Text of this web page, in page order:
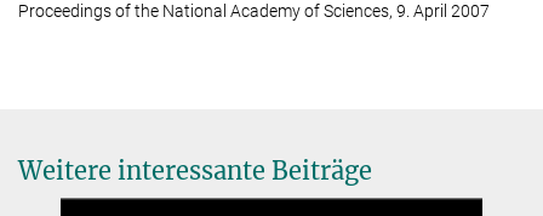
Proceedings of the National Academy of Sciences, 9. April 2007
Weitere interessante Beiträge